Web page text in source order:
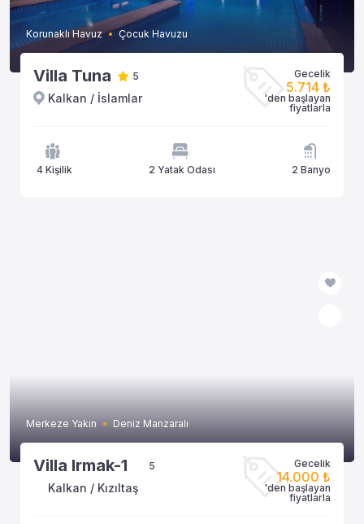
Korunaklı Havuz Çocuk Havuzu
Villa Tuna 5
Kalkan / İslamlar
Gecelik
5.714 ₺
'den başlayan
fiyatlarla
4 Kişilik 2 Yatak Odası 2 Banyo
Merkeze Yakın Deniz Manzaralı
Villa Irmak-1 5
Kalkan / Kızıltaş
Gecelik
14.000 ₺
'den başlayan
fiyatlarla